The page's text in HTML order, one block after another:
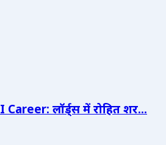
लॉर्ड्स में रोहित शर...